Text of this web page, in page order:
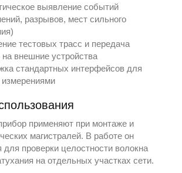
выявление событий
разрывов, мест сильного
тестовых трасс и передача
внешние устройства
стандартных интерфейсов для
применяют при монтаже и
магистралей. В работе он
для проверки целостности волокна
на отдельных участках сети.